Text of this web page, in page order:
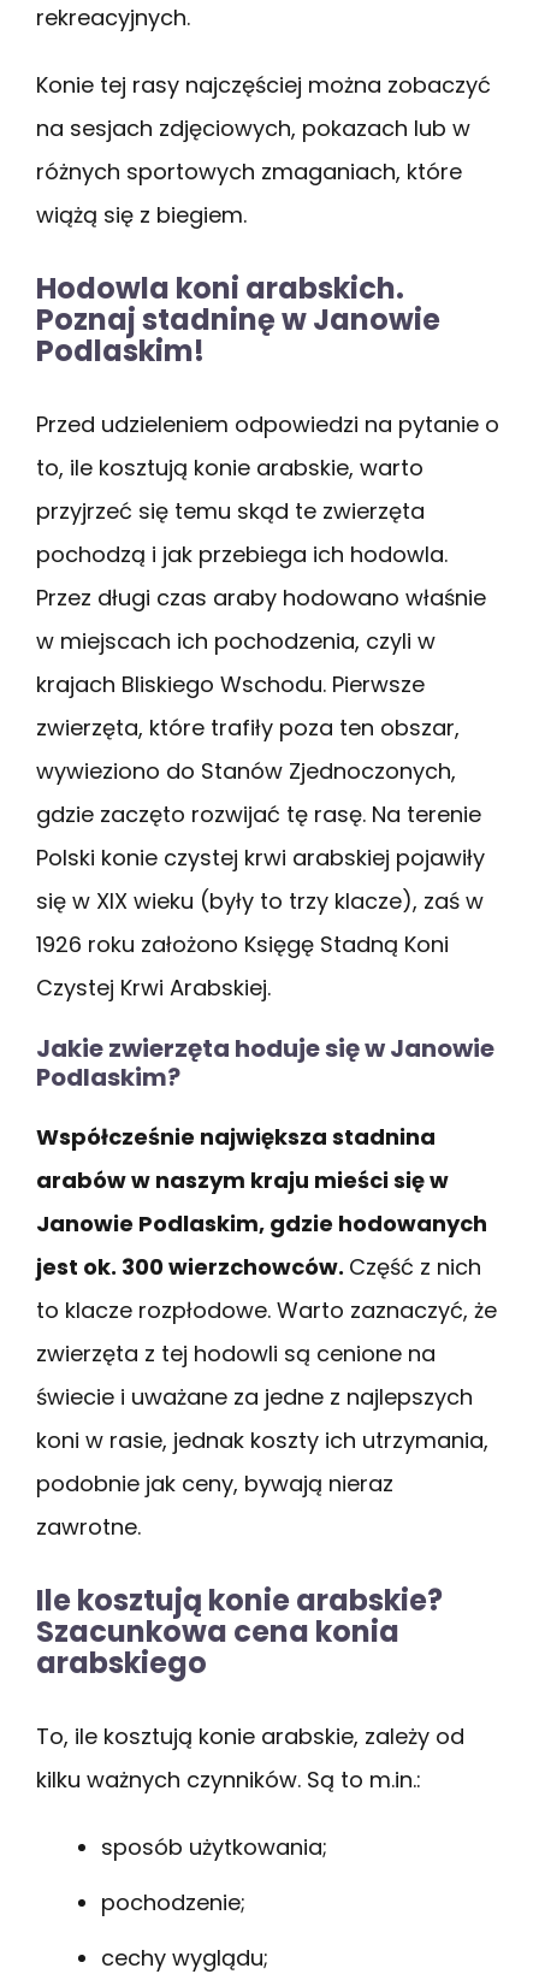
rekreacyjnych.
Konie tej rasy najczęściej można zobaczyć
na sesjach zdjęciowych, pokazach lub w
różnych sportowych zmaganiach, które
wiążą się z biegiem.
Hodowla koni arabskich.
Poznaj stadninę w Janowie
Podlaskim!
Przed udzieleniem odpowiedzi na pytanie o
to, ile kosztują konie arabskie, warto
przyjrzeć się temu skąd te zwierzęta
pochodzą i jak przebiega ich hodowla.
Przez długi czas araby hodowano właśnie
w miejscach ich pochodzenia, czyli w
krajach Bliskiego Wschodu. Pierwsze
zwierzęta, które trafiły poza ten obszar,
wywieziono do Stanów Zjednoczonych,
gdzie zaczęto rozwijać tę rasę. Na terenie
Polski konie czystej krwi arabskiej pojawiły
się w XIX wieku (były to trzy klacze), zaś w
1926 roku założono Księgę Stadną Koni
Czystej Krwi Arabskiej.
Jakie zwierzęta hoduje się w Janowie
Podlaskim?
Współcześnie największa stadnina
arabów w naszym kraju mieści się w
Janowie Podlaskim, gdzie hodowanych
jest ok. 300 wierzchowców. Część z nich
to klacze rozpłodowe. Warto zaznaczyć, że
zwierzęta z tej hodowli są cenione na
świecie i uważane za jedne z najlepszych
koni w rasie, jednak koszty ich utrzymania,
podobnie jak ceny, bywają nieraz
zawrotne.
Ile kosztują konie arabskie?
Szacunkowa cena konia
arabskiego
To, ile kosztują konie arabskie, zależy od
kilku ważnych czynników. Są to m.in.:
sposób użytkowania;
pochodzenie;
cechy wyglądu;